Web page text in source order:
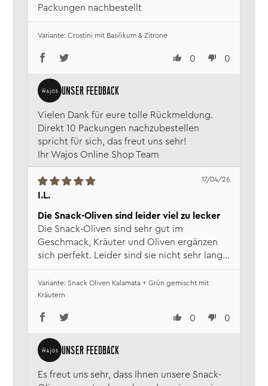
Packungen nachbestellt
0 0
Vielen Dank für eure tolle Rückmeldung.
Direkt 10 Packungen nachzubestellen
spricht für sich, das freut uns sehr!
Ihr Wajos Online Shop Team
Crostini mit Basilikum & Zitrone
I.L.
17/04/26
Die Snack-Oliven sind leider viel zu lecker
Die Snack-Oliven sind sehr gut im
Geschmack, Kräuter und Oliven ergänzen
sich perfekt. Leider sind sie nicht sehr lange
Werde nächstes Mal mehr bestellen.
0 0
Es freut uns sehr, dass Ihnen unsere Snack-
Snack Oliven Kalamata + Grün gemischt mit
Kräutern